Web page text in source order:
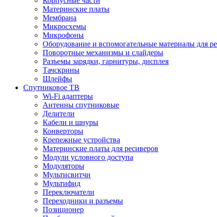
Материнские платы
Мембрана
Микросхемы
Микрофоны
Оборудование и вспомогательные материалы для
Поворотные механизмы и слайдеры
Разъемы зарядки, гарнитуры, дисплея
Тачскрины
Шлейфы
Спутниковое ТВ
Wi-Fi адаптеры
Антенны спутниковые
Делители
Кабели и шнуры
Конверторы
Крепежные устройства
Материнские платы для ресиверов
Модули условного доступа
Модуляторы
Мультисвитчи
Мультифид
Переключатели
Переходники и разъемы
Позиционер